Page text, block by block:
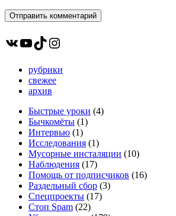
ВКонтакте
YouTube
TikTokInstagram
рубрики
свежее
архив
Быстрые уроки (4)
Бычкомёты (1)
Интервью (1)
Исследования (1)
Мусорные инсталяции (10)
Наблюдения (17)
Помощь от подписчиков (16)
Раздельный сбор (3)
Спецпроекты (17)
Стоп Spam (22)